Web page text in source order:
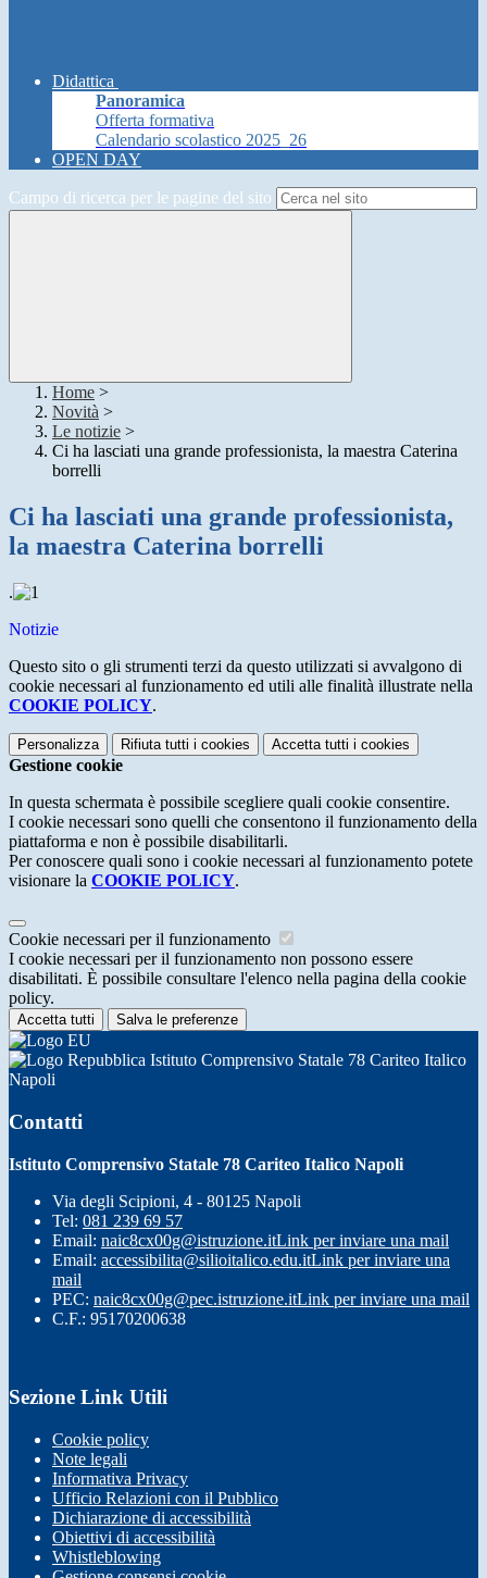
Didattica
Panoramica
Offerta formativa
Calendario scolastico 2025_26
OPEN DAY
Campo di ricerca per le pagine del sito
Home >
Novità >
Le notizie >
Ci ha lasciati una grande professionista, la maestra Caterina
borrelli
Ci ha lasciati una grande professionista,
la maestra Caterina borrelli
.
Notizie
Questo sito o gli strumenti terzi da questo utilizzati si avvalgono di
cookie necessari al funzionamento ed utili alle finalità illustrate nella
COOKIE POLICY.
Personalizza Rifiuta tutti i cookies Accetta tutti i cookies
Gestione cookie
In questa schermata è possibile scegliere quali cookie consentire.
I cookie necessari sono quelli che consentono il funzionamento della
piattaforma e non è possibile disabilitarli.
Per conoscere quali sono i cookie necessari al funzionamento potete
visionare la COOKIE POLICY.
Cookie necessari per il funzionamento
I cookie necessari per il funzionamento non possono essere
disabilitati. È possibile consultare l'elenco nella pagina della cookie
policy.
Accetta tutti Salva le preferenze
Istituto Comprensivo Statale 78 Cariteo Italico
Napoli
Contatti
Istituto Comprensivo Statale 78 Cariteo Italico Napoli
Via degli Scipioni, 4 - 80125 Napoli
Tel: 081 239 69 57
Email: naic8cx00g@istruzione.itLink per inviare una mail
Email: accessibilita@silioitalico.edu.itLink per inviare una
mail
PEC: naic8cx00g@pec.istruzione.itLink per inviare una mail
C.F.: 95170200638
Sezione Link Utili
Cookie policy
Note legali
Informativa Privacy
Ufficio Relazioni con il Pubblico
Dichiarazione di accessibilità
Obiettivi di accessibilità
Whistleblowing